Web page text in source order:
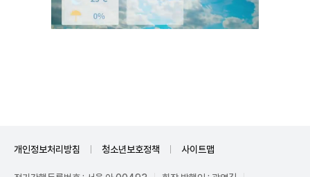
개인정보처리방침 청소년보호정책 사이트맵